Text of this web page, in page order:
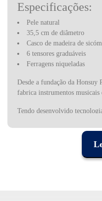
Especificações:
Pele natural
35,5 cm de diâmetro
Casco de madeira de
6 tensores graduáveis
Ferragens niqueladas
Desde a fundação da Honsuy
fabrica instrumentos musicais
Tendo desenvolvido
novos instrumentos. O
gama de instrumentos que
bateria ou material para
pedagógicos adaptados ao